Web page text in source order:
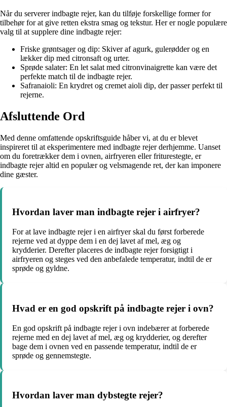
Når du serverer indbagte rejer, kan du tilføje forskellige former for
tilbehør for at give retten ekstra smag og tekstur. Her er nogle populære
valg til at supplere dine indbagte rejer:
Friske grøntsager og dip: Skiver af agurk, gulerødder og en
lækker dip med citronsaft og urter.
Sprøde salater: En let salat med citronvinaigrette kan være det
perfekte match til de indbagte rejer.
Safranaioli: En krydret og cremet aioli dip, der passer perfekt til
rejerne.
Afsluttende Ord
Med denne omfattende opskriftsguide håber vi, at du er blevet
inspireret til at eksperimentere med indbagte rejer derhjemme. Uanset
om du foretrækker dem i ovnen, airfryeren eller friturestegte, er
indbagte rejer altid en populær og velsmagende ret, der kan imponere
dine gæster.
Hvordan laver man indbagte rejer i airfryer?
For at lave indbagte rejer i en airfryer skal du først forberede
rejerne ved at dyppe dem i en dej lavet af mel, æg og
krydderier. Derefter placeres de indbagte rejer forsigtigt i
airfryeren og steges ved den anbefalede temperatur, indtil de er
sprøde og gyldne.
Hvad er en god opskrift på indbagte rejer i ovn?
En god opskrift på indbagte rejer i ovn indebærer at forberede
rejerne med en dej lavet af mel, æg og krydderier, og derefter
bage dem i ovnen ved en passende temperatur, indtil de er
sprøde og gennemstegte.
Hvordan laver man dybstegte rejer?